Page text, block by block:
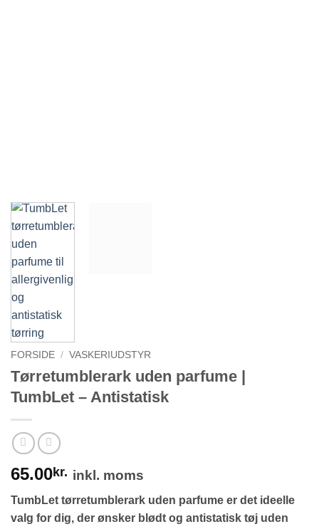
FORSIDE / VASKERIUDSTYR
Tørretumblerark uden parfume |
TumbLet – Antistatisk
65.00kr. inkl. moms
TumbLet tørretumblerark uden parfume er det ideelle
valg for dig, der ønsker blødt og antistatisk tøj uden